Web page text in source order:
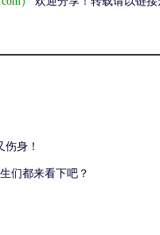
身！
们都来看下吧？